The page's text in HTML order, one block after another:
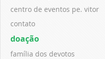
centro de eventos pe. vitor
contato
doação
família dos devotos